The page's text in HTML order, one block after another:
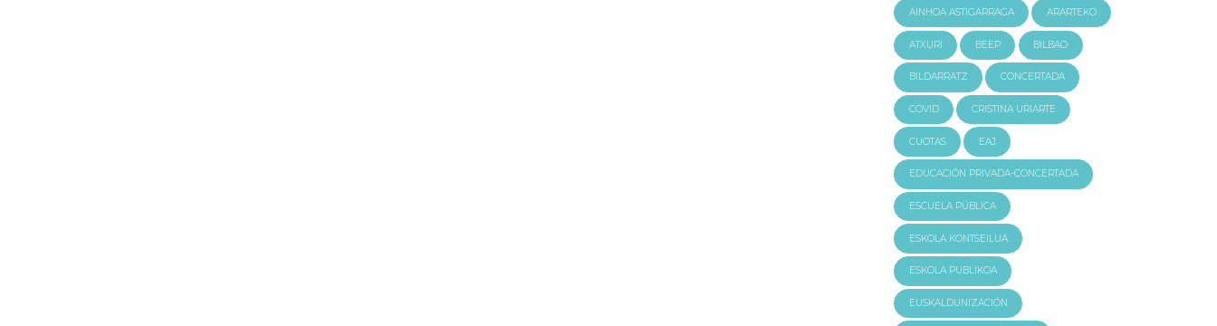
AINHOA ASTIGARRAGA ARARTEKO
ATXURI BEEP BILBAO
BILDARRATZ CONCERTADA
COVID CRISTINA URIARTE
CUOTAS EAJ
EDUCACIÓN PRIVADA-CONCERTADA
ESCUELA PÚBLICA
ESKOLA KONTSEILUA
ESKOLA PUBLIKOA
EUSKALDUNIZACIÓN